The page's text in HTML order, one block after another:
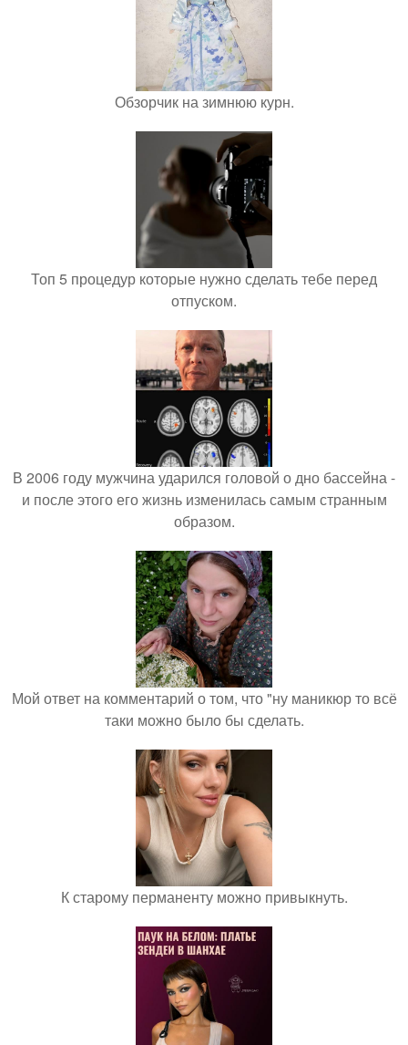
Обзорчик на зимнюю курн.
Топ 5 процедур которые нужно сделать тебе перед
отпуском.
В 2006 году мужчина ударился головой о дно бассейна -
и после этого его жизнь изменилась самым странным
образом.
Мой ответ на комментарий о том, что "ну маникюр то всё
таки можно было бы сделать.
К старому перманенту можно привыкнуть.